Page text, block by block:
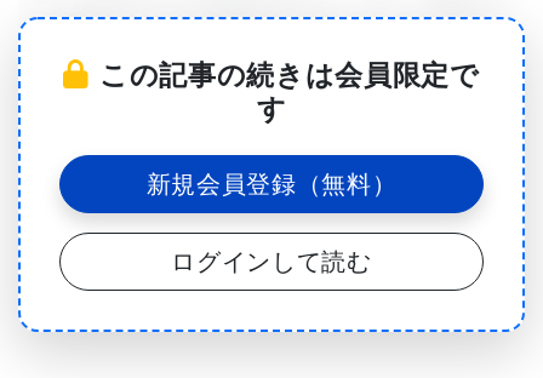
存に重要なのは、有効期限を過ぎたタンパク質をど
のように扱うかである。破損やミスフォールドした
タンパク質は、アルツハイマー病などの神経変性疾
患に見受けられる衰弱状態と関連している。
真核細胞では、破損またはミスフォールドしたタン
パク質の再生は、小さな調節タンパク質であるユビ
この記事の続きは会員限定で
す
新規会員登録（無料）
ログインして読む